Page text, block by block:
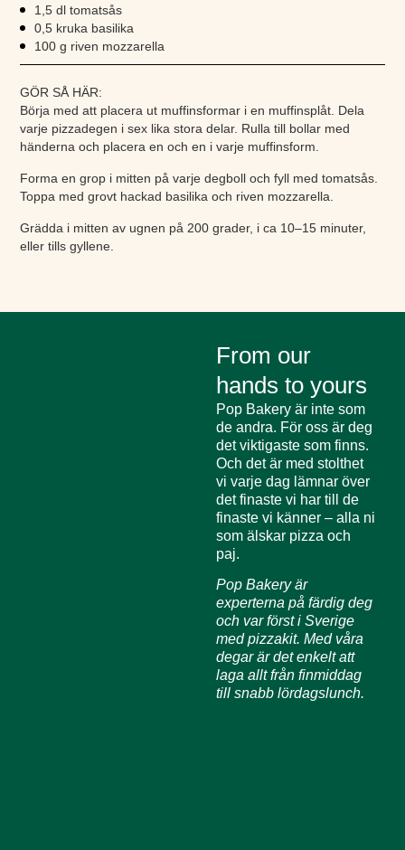
1,5 dl tomatsås
0,5 kruka basilika
100 g riven mozzarella
GÖR SÅ HÄR:
Börja med att placera ut muffinsformar i en muffinsplåt. Dela
varje pizzadegen i sex lika stora delar. Rulla till bollar med
händerna och placera en och en i varje muffinsform.
Forma en grop i mitten på varje degboll och fyll med tomatsås.
Toppa med grovt hackad basilika och riven mozzarella.
Grädda i mitten av ugnen på 200 grader, i ca 10–15 minuter,
eller tills gyllene.
From our
hands to yours
Pop Bakery är inte som
de andra. För oss är deg
det viktigaste som finns.
Och det är med stolthet
vi varje dag lämnar över
det finaste vi har till de
finaste vi känner – alla ni
som älskar pizza och
paj.
Pop Bakery är
experterna på färdig deg
och var först i Sverige
med pizzakit. Med våra
degar är det enkelt att
laga allt från finmiddag
till snabb lördagslunch.